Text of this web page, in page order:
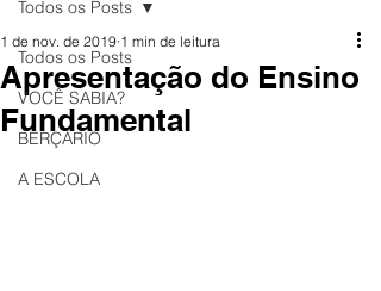
Todos os Posts
VOCÊ SABIA?
BERÇÁRIO
A ESCOLA
Todos os Posts
Apresentação do Ensino
Fundamental
1 de nov. de 2019 1 min de leitura